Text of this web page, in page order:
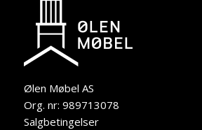
Ølen Møbel AS
Org. nr: 989713078
Salgbetingelser